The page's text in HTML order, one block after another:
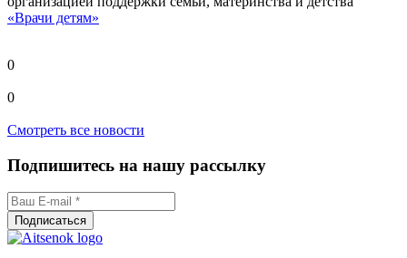
«Врачи детям»
0
0
Смотреть все новости
Подпишитесь на нашу рассылку